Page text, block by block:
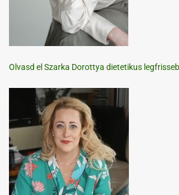
Olvasd el Szarka Dorottya dietetikus